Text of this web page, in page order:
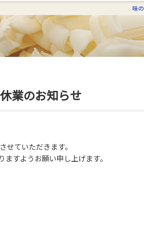
味
業のお知らせ
せていただきます。
すようお願い申し上げます。